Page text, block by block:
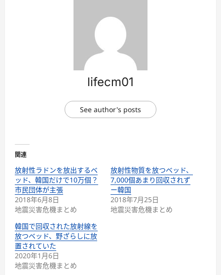
lifecm01
See author's posts
関連
放射性ラドンを放出するベ
ッド、韓国だけで10万個？
市民団体が主張
2018年6月8日
地震災害危機まとめ
放射性物質を放つベッド、
7,000個あまり回収されず
ー韓国
2018年7月25日
地震災害危機まとめ
韓国で回収された放射線を
放つベッド、野ざらしに放
置されていた
2020年1月6日
地震災害危機まとめ